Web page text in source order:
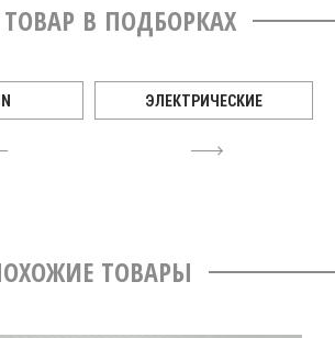
В ПОДБОРКАХ
ЭЛЕКТРИЧЕСКИЕ
6
ТОВАРЫ